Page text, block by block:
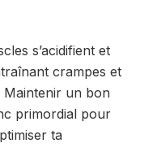
s’acidifient et
crampes et
Maintenir un bon
primordial pour
ta